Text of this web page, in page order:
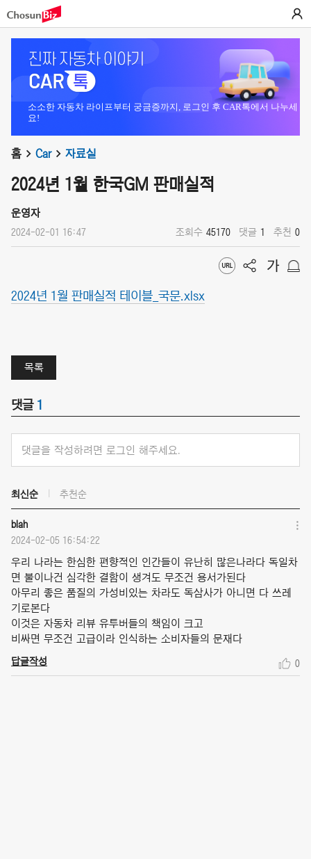
소소한 자동차 라이프부터 궁금증까지, 로그인 후 CAR톡에서 나누세
요!
홈 Car 자료실
2024년 1월 한국GM 판매실적
운영자
2024-02-01 16:47 조회수 45170 댓글 1 추천 0
2024년 1월 판매실적 테이블_국문.xlsx
목록
댓글 1
댓글을 작성하려면 로그인 해주세요.
최신순 추천순
blah
2024-02-05 16:54:22
우리 나라는 한심한 편향적인 인간들이 유난히 많은나라다 독일차
면 불이나건 심각한 결함이 생겨도 무조건 용서가된다
아무리 좋은 품질의 가성비있는 차라도 독삼사가 아니면 다 쓰레
기로본다
이것은 자동차 리뷰 유투버들의 책임이 크고
비싸면 무조건 고급이라 인식하는 소비자들의 문재다
답글작성 0